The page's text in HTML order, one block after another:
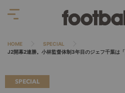
HOME
SPECIAL
J2開幕2連勝。小林監督体制3年目のジェフ千葉は
SPECIAL